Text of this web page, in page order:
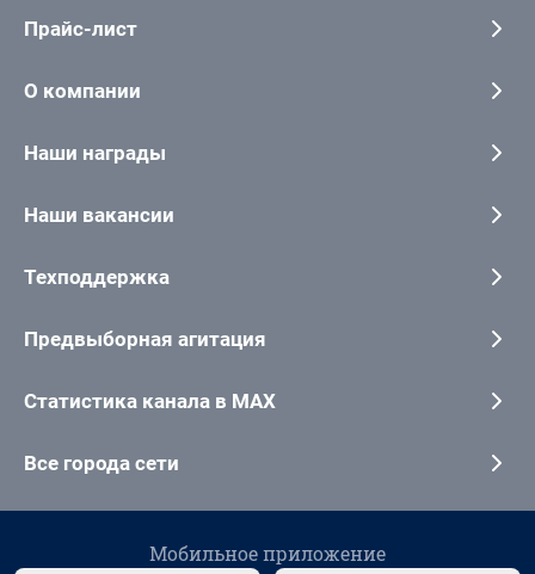
Прайс-лист
О компании
Наши награды
Наши вакансии
Техподдержка
Предвыборная агитация
Статистика канала в MAX
Все города сети
Мобильное приложение